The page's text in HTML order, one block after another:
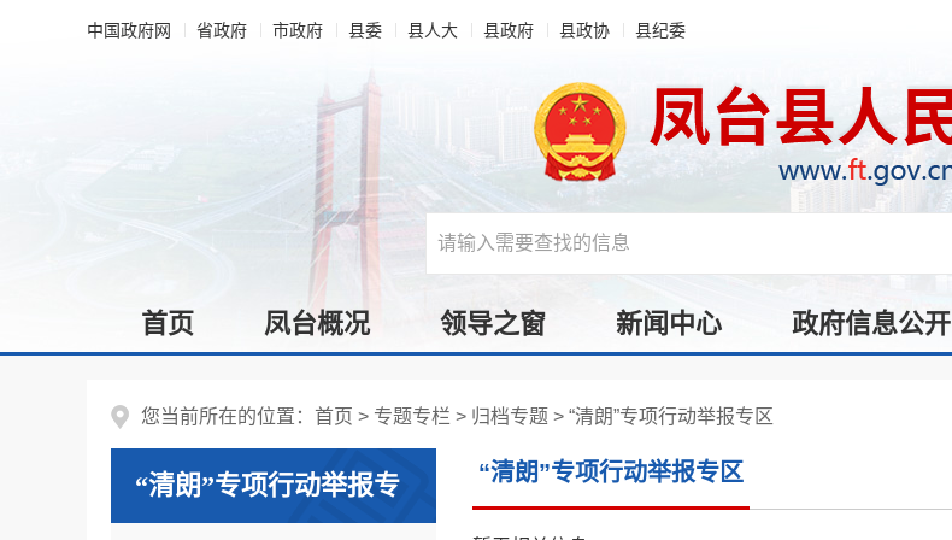
中国政府网 省政府 市政府 县委 县人大 县政府 县政协 县纪委
首页 凤台概况 领导之窗 新闻中心 政府信息公开
您当前所在的位置： 首页 > 专题专栏 > 归档专题 > “清朗”专项行动举报专区
“清朗”专项行动举报专 “清朗”专项行动举报专区